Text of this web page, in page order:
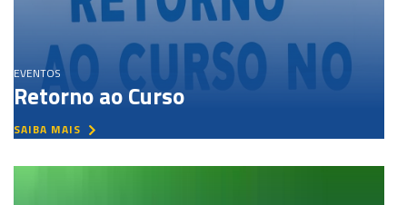
EVENTOS
Retorno ao Curso
SAIBA MAIS